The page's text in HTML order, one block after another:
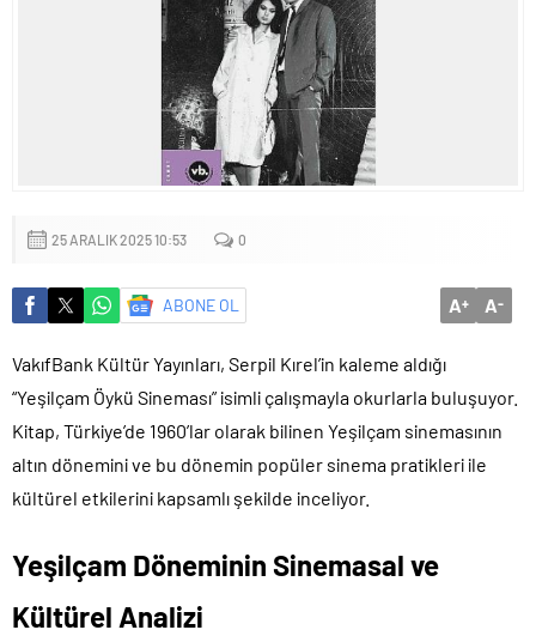
25 ARALIK 2025 10:53 0
ABONE OL A+ A-
VakıfBank Kültür Yayınları, Serpil Kırel’in kaleme aldığı
“Yeşilçam Öykü Sineması” isimli çalışmayla okurlarla buluşuyor.
Kitap, Türkiye’de 1960’lar olarak bilinen Yeşilçam sinemasının
altın dönemini ve bu dönemin popüler sinema pratikleri ile
kültürel etkilerini kapsamlı şekilde inceliyor.
Yeşilçam Döneminin Sinemasal ve
Kültürel Analizi